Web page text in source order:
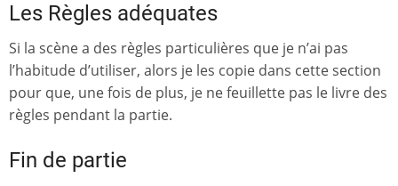
Les Règles adéquates
Si la scène a des règles particulières que je n’ai pas
l’habitude d’utiliser, alors je les copie dans cette section
pour que, une fois de plus, je ne feuillette pas le livre des
règles pendant la partie.
Fin de partie